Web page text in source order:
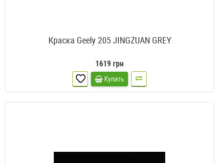
Краска Geely 205 JINGZUAN GREY
1619 грн
Купить